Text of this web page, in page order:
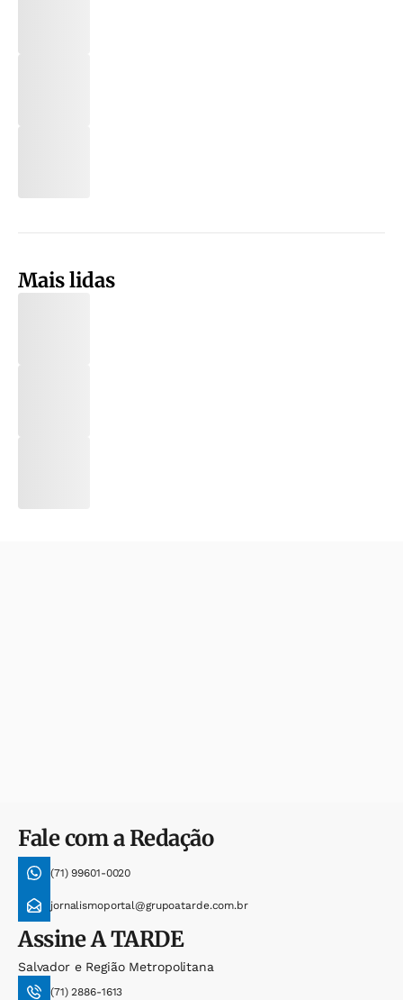
Mais lidas
Fale com a Redação
(71) 99601-0020
jornalismoportal@grupoatarde.com.br
AssineA TARDE
Salvador e Região Metropolitana
(71) 2886-1613